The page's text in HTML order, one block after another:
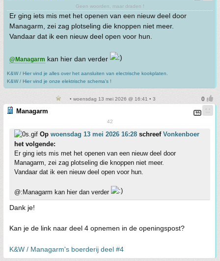
Geen woorden, maar draden !
Er ging iets mis met het openen van een nieuw deel door
Managarm, zei zag plotseling die knoppen niet meer.
Vandaar dat ik een nieuw deel open voor hun.
@Managarm kan hier dan verder
K&W / Hier vind je alles over het aansluiten van electrische kookplaten.
K&W / Hier vind je onze elektrische schema's !
• woensdag 13 mei 2026 @ 16:41 • 3
Managarm
42
Op woensdag 13 mei 2026 16:28 schreef Vonkenboer
het volgende:
Er ging iets mis met het openen van een nieuw deel door
Managarm, zei zag plotseling die knoppen niet meer.
Vandaar dat ik een nieuw deel open voor hun.
@:Managarm kan hier dan verder
Dank je!
Kan je de link naar deel 4 opnemen in de openingspost?
K&W / Managarm's boerderij deel #4